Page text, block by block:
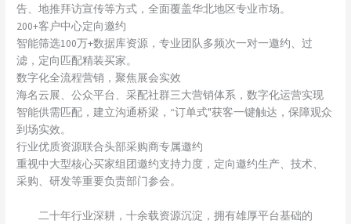
告、地推拜访宣传等方式，全面覆盖华北地区专业市场。
200+客户中心定向邀约
智能筛选100万+数据库资源，专业团队多频次一对一邀约、过
滤，定向匹配精装买家。
数字化全流程营销，聚焦展会实效
海名云展、公众平台、采配社群三大营销体系，数字化运营实现
智能供需匹配，建立沟通桥梁，“订单式"获客一键触达，保障观众
到场实效。
行业优质资源联合头部采购商专属邀约
重视中大型核心买家组团邀约支持力度，定向邀约生产、技术、
采购、研发等重要负责部门参会。
二十年行业深耕，十余载资源沉淀，拥有雄厚平台基础的